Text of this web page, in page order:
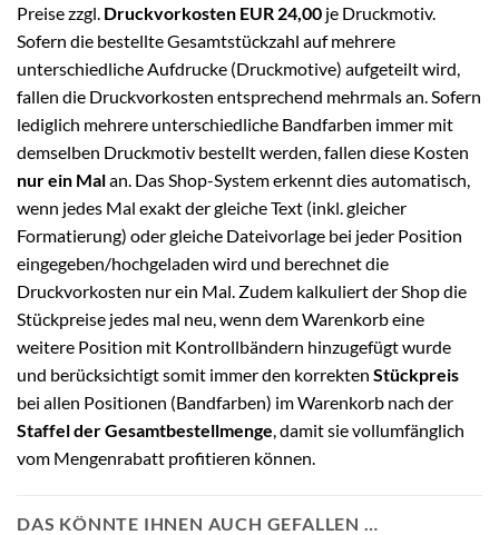
Preise zzgl. Druckvorkosten EUR 24,00 je Druckmotiv.
Sofern die bestellte Gesamtstückzahl auf mehrere
unterschiedliche Aufdrucke (Druckmotive) aufgeteilt wird,
fallen die Druckvorkosten entsprechend mehrmals an. Sofern
lediglich mehrere unterschiedliche Bandfarben immer mit
demselben Druckmotiv bestellt werden, fallen diese Kosten
nur ein Malan. Das Shop-System erkennt dies automatisch,
wenn jedes Mal exakt der gleiche Text (inkl. gleicher
Formatierung) oder gleiche Dateivorlage bei jeder Position
eingegeben/hochgeladen wird und berechnet die
Druckvorkosten nur ein Mal. Zudem kalkuliert der Shop die
Stückpreise jedes mal neu, wenn dem Warenkorb eine
weitere Position mit Kontrollbändern hinzugefügt wurde
und berücksichtigt somit immer den korrekten Stückpreis
bei allen Positionen (Bandfarben) im Warenkorb nach der
Staffel der Gesamtbestellmenge, damit sie vollumfänglich
vom Mengenrabatt profitieren können.
DAS KÖNNTE IHNEN AUCH GEFALLEN …